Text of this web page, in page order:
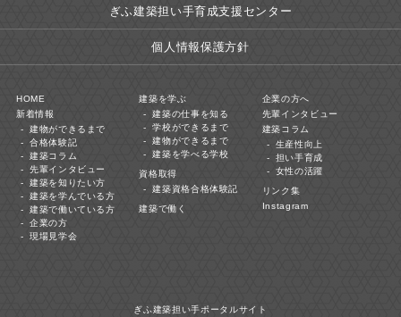
ぎふ建築担い手育成支援センター
個人情報保護方針
HOME
新着情報
建物ができるまで
合格体験記
建築コラム
先輩インタビュー
建築を知りたい方
建築を学んでいる方
建築で働いている方
企業の方
現場見学会
建築を学ぶ
建築の仕事を知る
学校ができるまで
建物ができるまで
建築を学べる学校
資格取得
建築資格合格体験記
建築で働く
企業の方へ
先輩インタビュー
建築コラム
生産性向上
担い手育成
女性の活躍
リンク集
Instagram
ぎふ建築担い手ポータルサイト